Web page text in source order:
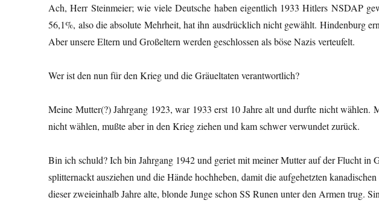
Ach, Herr Steinmeier; wie viele Deutsche haben eigentlich 1933 Hitlers NSDAP
56,1%, also die absolute Mehrheit, hat ihn ausdrücklich nicht gewählt. Hindenburg
Aber unsere Eltern und Großeltern werden geschlossen als böse Nazis verteufelt.
Wer ist den nun für den Krieg und die Gräueltaten verantwortlich?
Meine Mutter(?) Jahrgang 1923, war 1933 erst 10 Jahre alt und durfte nicht wählen.
nicht wählen, mußte aber in den Krieg ziehen und kam schwer verwundet zurück.
Bin ich schuld? Ich bin Jahrgang 1942 und geriet mit meiner Mutter auf der Flucht in
splitternackt ausziehen und die Hände hochheben, damit die aufgehetzten
dieser zweieinhalb Jahre alte, blonde Junge schon SS Runen unter den Armen trug.